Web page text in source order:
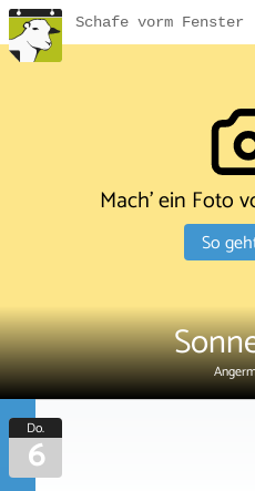
Schafe vorm Fenster
Mach' ein Foto
So
Do.
6